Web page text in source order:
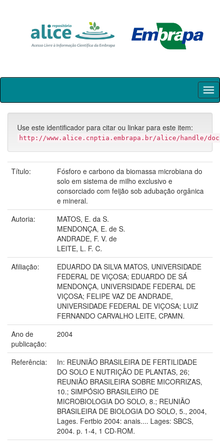
Skip
Use este identificador para citar ou linkar para este item:
http://www.alice.cnptia.embrapa.br/alice/handle/
Título:
Fósforo e carbono da biomassa microbiana do
solo em sistema de milho exclusivo e
consorciado com feijão sob adubação orgânica
e mineral.
Autoria:
MATOS, E. da S.
MENDONÇA, E. de S.
ANDRADE, F. V. de
LEITE, L. F. C.
Afiliação:
EDUARDO DA SILVA MATOS, UNIVERSIDADE
FEDERAL DE VIÇOSA; EDUARDO DE SÁ
MENDONÇA, UNIVERSIDADE FEDERAL DE
VIÇOSA; FELIPE VAZ DE ANDRADE,
UNIVERSIDADE FEDERAL DE VIÇOSA; LUIZ
FERNANDO CARVALHO LEITE, CPAMN.
Ano de
publicação:
2004
Referência:
In: REUNIÃO BRASILEIRA DE FERTILIDADE
DO SOLO E NUTRIÇÃO DE PLANTAS, 26;
REUNIÃO BRASILEIRA SOBRE MICORRIZAS,
10.; SIMPÓSIO BRASILEIRO DE
MICROBIOLOGIA DO SOLO, 8.; REUNIÃO
BRASILEIRA DE BIOLOGIA DO SOLO, 5., 2004,
Lages. Fertbio 2004: anais.... Lages: SBCS,
2004. p. 1-4, 1 CD-ROM.